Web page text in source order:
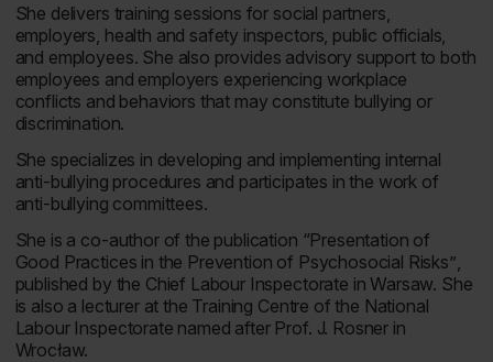
She delivers training sessions for social partners,
employers, health and safety inspectors, public officials,
and employees. She also provides advisory support to both
employees and employers experiencing workplace
conflicts and behaviors that may constitute bullying or
discrimination.
She specializes in developing and implementing internal
anti-bullying procedures and participates in the work of
anti-bullying committees.
She is a co-author of the publication “Presentation of
Good Practices in the Prevention of Psychosocial Risks”
published by the Chief Labour Inspectorate in Warsaw. She
is also a lecturer at the Training Centre of the National
Labour Inspectorate named after Prof. J. Rosner in
Wrocław.